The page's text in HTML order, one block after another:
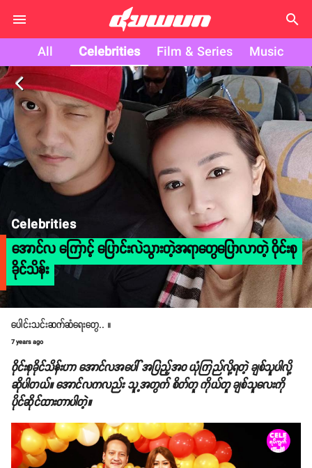
search
All Celebrities Film & Series Music
arrow_back_ios
Celebrities
အောင်လ ကြောင့် ပြောင်းလဲသွားတဲ့အရာတွေပြောလာတဲ့ ဝိုင်းစု
ခိုင်သိန်း
ပေါင်းသင်းဆက်ဆံရေးတွေ.. ။
7 years ago
ဝိုင်းစုခိုင်သိန်းဟာ အောင်လအပေါ် အပြည့်အဝ ယုံကြည်လို့ရတဲ့ ချစ်သူပါလို့
ဆိုပါတယ်။ အောင်လကလည်း သူ့အတွက် စိတ်တူ ကိုယ်တူ ချစ်သူလေးကို
ပိုင်ဆိုင်ထားတာပါတဲ့။